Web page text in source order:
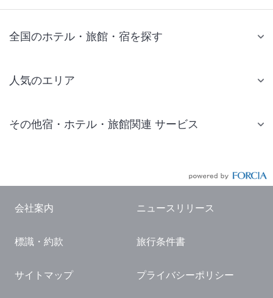
全国のホテル・旅館・宿を探す
人気のエリア
仙台 ホテル
東京ドーム ホテル
横浜 ホテル
熱海 ホテル
その他宿・ホテル・旅館関連 サービス
国内観光ガイド
旅行・観光情報
会社案内 ニュースリリース
標識・約款 旅行条件書
サイトマップ プライバシーポリシー